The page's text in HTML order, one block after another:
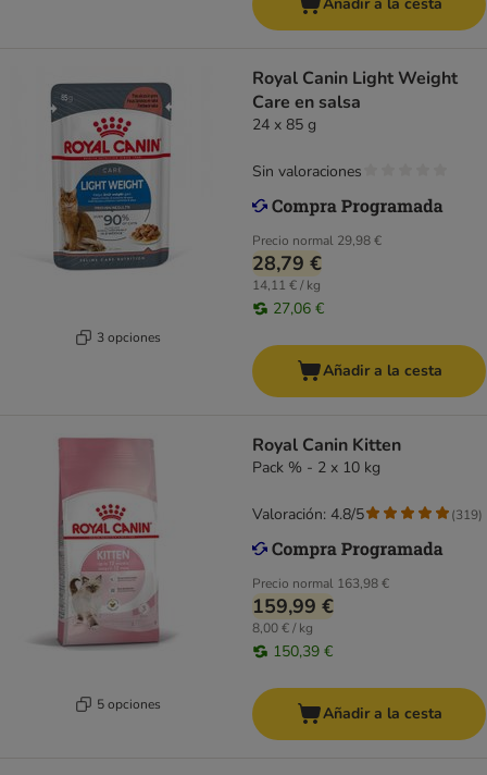
3 opciones
Royal Canin Light Weight
Care en salsa
24 x 85 g
Precio normal 29,98 €
28,79 €
14,11 € / kg
27,06 €
Sin valoraciones
Añadir a la cesta
5 opciones
Royal Canin Kitten
Pack % - 2 x 10 kg
Precio normal 163,98 €
159,99 €
8,00 € / kg
150,39 €
Valoración: 4.8/5 (319)
Añadir a la cesta